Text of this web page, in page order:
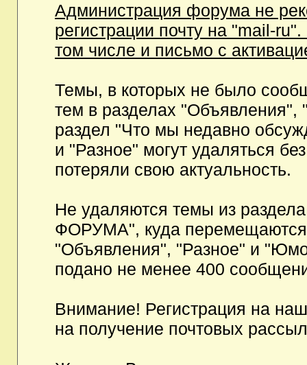
Администрация форума не
регистрации почту на "mail-
том числе и письмо с
Темы, в которых не было
тем в разделах
раздел "Что мы недавно
и "Разное" могут удаляться
потеряли свою актуальность.
Не удаляются темы из
ФОРУМА", куда перемещаются
"Объявления", "Разное" и
подано не менее 400
Внимание! Регистрация на
на получение почтовых